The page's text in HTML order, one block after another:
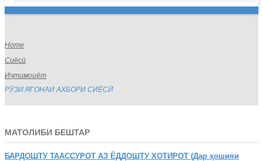
Home
Сиёсӣ
Иҷтимоиёт
РӮЗИ ЯГОНАИ АХБОРИ СИЁСӢ
МАТОЛИБИ БЕШТАР
БАРДОШТУ ТААССУРОТ АЗ ЁДДОШТУ ХОТИРОТ (Дар ҳошияи